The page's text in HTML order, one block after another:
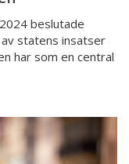
beslutade
statens insatser
har som en central